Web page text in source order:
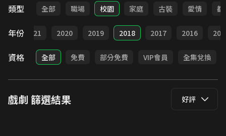
類型 全部 職場 校園 家庭 古裝 愛情 都
年份 2021 2020 2019 2018 2017 2016
資格 全部 免費 部分免費 VIP會員 全集兌換
戲劇 篩選結果 好評